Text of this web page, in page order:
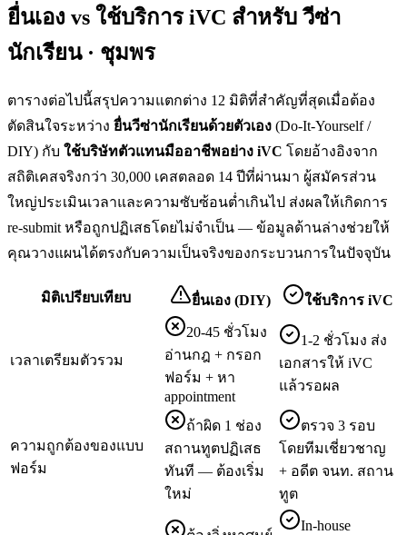
ยื่นเอง vs ใช้บริการ iVC สำหรับวีซ่า
นักเรียน · ชุมพร
ตารางต่อไปนี้สรุปความแตกต่าง 12 มิติที่สำคัญที่สุดเมื่อต้อง
ตัดสินใจระหว่าง ยื่นวีซ่านักเรียนด้วยตัวเอง (Do-It-Yourself /
DIY) กับ ใช้บริษัทตัวแทนมืออาชีพอย่าง iVC โดยอ้างอิงจาก
สถิติเคสจริงกว่า 30,000 เคสตลอด 14 ปีที่ผ่านมา ผู้สมัครส่วน
ใหญ่ประเมินเวลาและความซับซ้อนต่ำเกินไป ส่งผลให้เกิดการ
re-submit หรือถูกปฏิเสธโดยไม่จำเป็น — ข้อมูลด้านล่างช่วยให้
คุณวางแผนได้ตรงกับความเป็นจริงของกระบวนการในปัจจุบัน
มิติเปรียบเทียบ ยื่นเอง (DIY) ใช้บริการ iVC
เวลาเตรียมตัวรวม
20-45 ชั่วโมง
อ่านกฎ + กรอก
ฟอร์ม + หา
appointment
1-2 ชั่วโมง ส่ง
เอกสารให้ iVC
แล้วรอผล
ความถูกต้องของแบบ
ฟอร์ม
ถ้าผิด 1 ช่อง
สถานทูตปฏิเสธ
ทันที — ต้องเริ่ม
ใหม่
ตรวจ 3 รอบ
โดยทีมเชี่ยวชาญ
+ อดีต จนท. สถาน
ทูต
In-house